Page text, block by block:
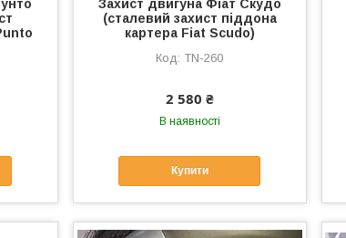
Захист двигуна Фіат Скудо
(сталевий захист піддона
картера Fiat Scudo)
TN-260
2 580 ₴
В наявності
Купити